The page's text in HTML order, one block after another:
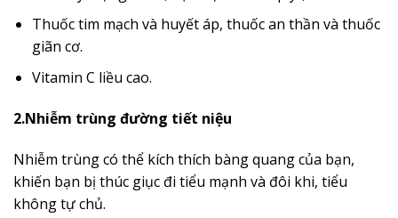
Thuốc tim mạch và huyết áp, thuốc an thần và thuốc
giãn cơ.
Vitamin C liều cao.
2.Nhiễm trùng đường tiết niệu
Nhiễm trùng có thể kích thích bàng quang của bạn,
khiến bạn bị thúc giục đi tiểu mạnh và đôi khi, tiểu
không tự chủ.